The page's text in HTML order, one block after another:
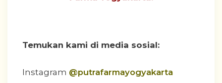
Temukan kami di media sosial:
Instagram @putrafarmayogyakarta